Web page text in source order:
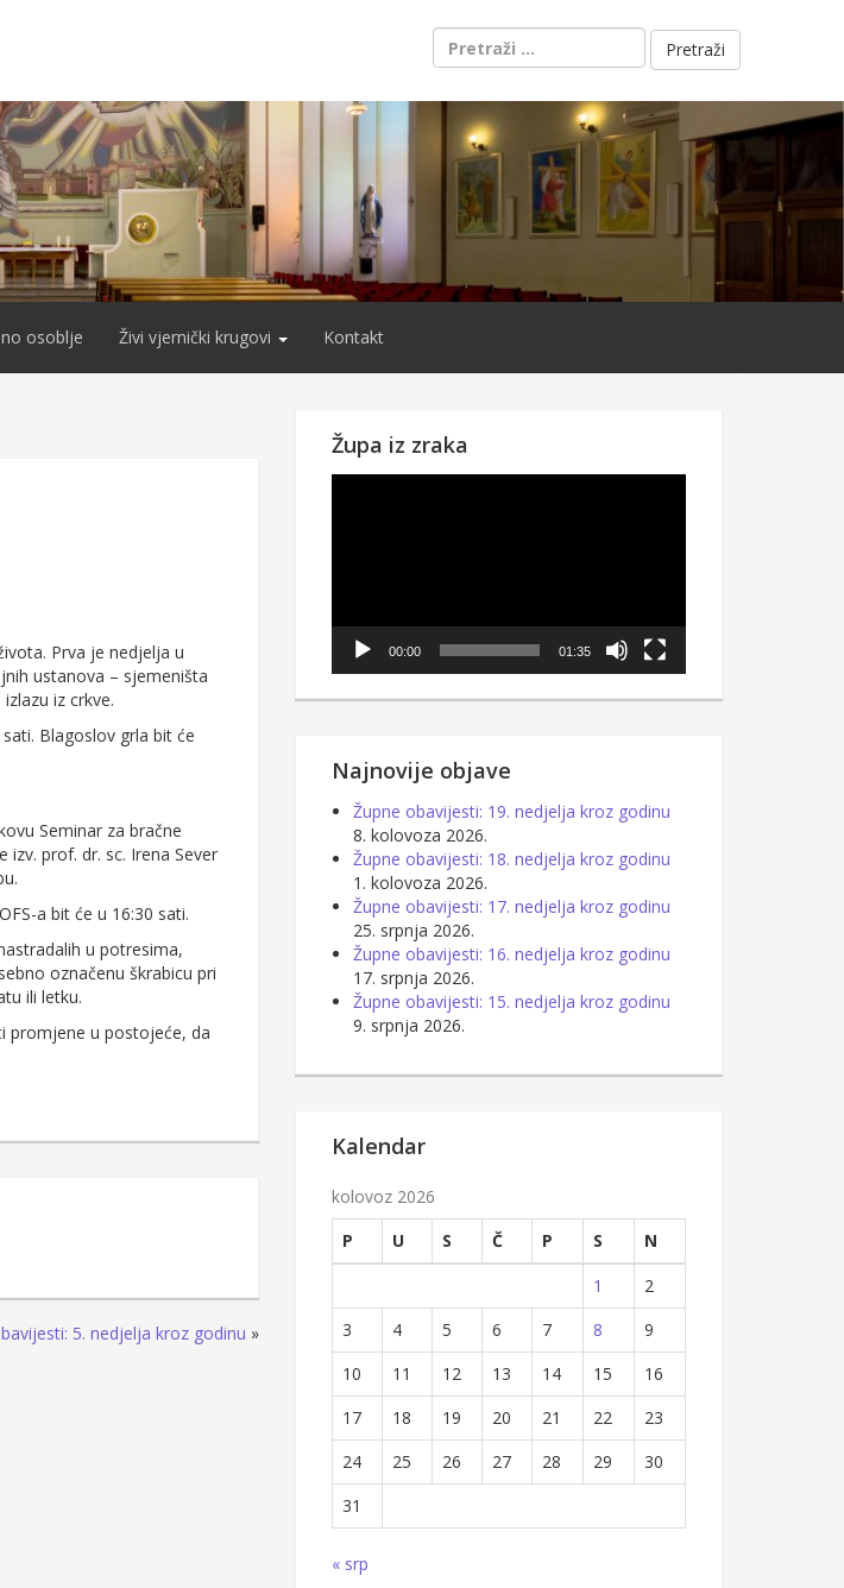
Pretraži:
osoblje Živi vjernički krugovi Kontakt
Prva je nedjelja u
ustanova – sjemeništa
iz crkve.
Blagoslov grla bit će
Seminar za bračne
prof. dr. sc. Irena Sever
a bit će u 16:30 sati.
u potresima,
označenu škrabicu pri
ili letku.
promjene u postojeće, da
5. nedjelja kroz godinu »
Župa iz zraka
00:00 01:35
Najnovije objave
Župne obavijesti: 19. nedjelja kroz godinu
8. kolovoza 2026.
Župne obavijesti: 18. nedjelja kroz godinu
1. kolovoza 2026.
Župne obavijesti: 17. nedjelja kroz godinu
25. srpnja 2026.
Župne obavijesti: 16. nedjelja kroz godinu
17. srpnja 2026.
Župne obavijesti: 15. nedjelja kroz godinu
9. srpnja 2026.
Kalendar
kolovoz 2026
P
U S Č P S
N
1
2
3
4 5 6 7 8
9
10
11 12 13 14 15
16
17
18 19 20 21 22
23
24
25 26 27 28 29
30
31
« srp